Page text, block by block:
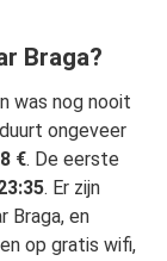
Braga?
was nog nooit
ongeveer
€. De eerste
. Er zijn
Braga, en
op gratis wifi,